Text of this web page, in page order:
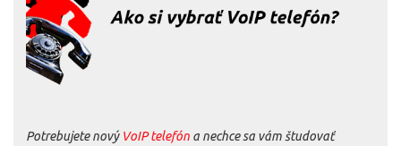
Potrebujete nový VoIP telefón a nechce sa vám študovať